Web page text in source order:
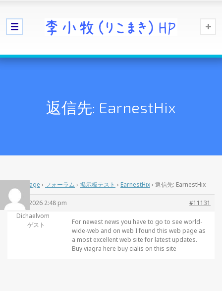
返信先: EarnestHix
Home Page › フォーラム › 掲示板テスト › EarnestHix› 返信先: EarnestHix
4月 8, 2026 2:48 pm
#11131
Dichaelvom
ゲスト
For newest news you have to go to see world-
wide-web and on web I found this web page as
a most excellent web site for latest updates.
Buy viagra here buy cialis on this site